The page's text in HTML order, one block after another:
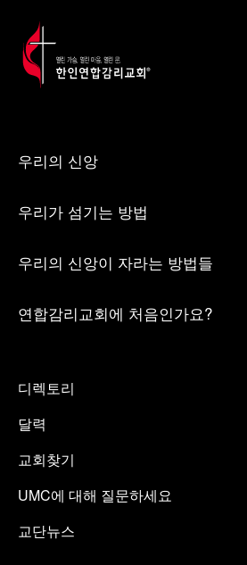
우리의 신앙
우리가 섬기는 방법
우리의 신앙이 자라는 방법들
연합감리교회에 처음인가요?
디렉토리
달력
교회찾기
UMC에 대해 질문하세요
교단뉴스